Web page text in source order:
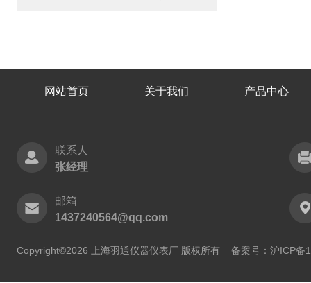
网站首页 关于我们 产品中心
联系人
张经理
邮箱
1437240564@qq.com
Copyright©2026 上海羽通仪器仪表厂 版权所有 备案号：沪ICP备